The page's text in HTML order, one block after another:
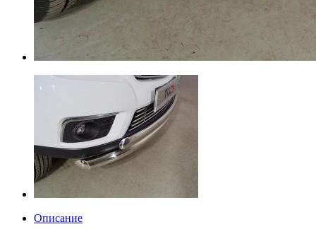
Описание